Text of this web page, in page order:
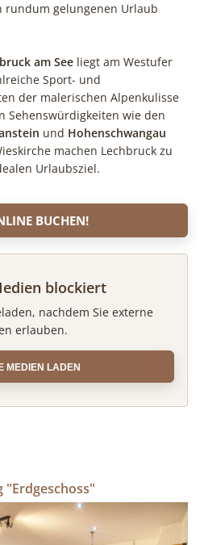
gelungenen Urlaub
am See liegt am Westufer
Sport- und
der malerischen Alpenkulisse
Sehenswürdigkeiten wie den
und Hohenschwangau
machen Lechbruck zu
Urlaubsziel.
BUCHEN!
blockiert
nachdem Sie externe
erlauben.
MEDIEN LADEN
"Erdgeschoss"